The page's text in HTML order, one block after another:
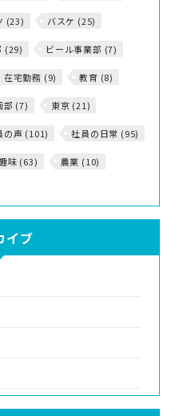
(23) バスケ (25)
(29) ビール事業部 (7)
在宅勤務 (9) 教育 (8)
部 (7) 東京 (21)
の声 (101) 社員の日常 (95)
味 (63) 農業 (10)
イブ